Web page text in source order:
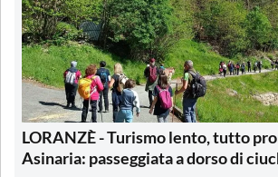
LORANZÈ - Turismo lento, tutto
Asinaria: passeggiata a dorso di